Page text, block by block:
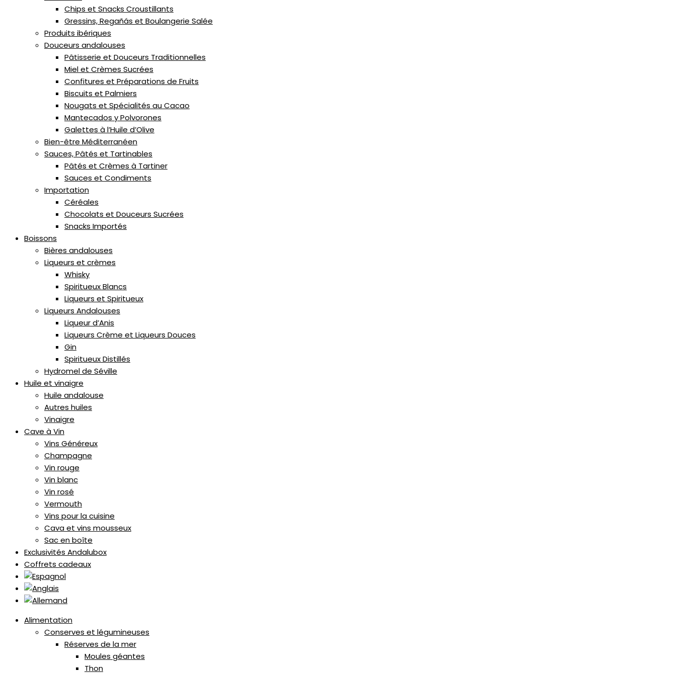
Chips et Snacks Croustillants
Gressins, Regañás et Boulangerie Salée
Produits ibériques
Douceurs andalouses
Pâtisserie et Douceurs Traditionnelles
Miel et Crèmes Sucrées
Confitures et Préparations de Fruits
Biscuits et Palmiers
Nougats et Spécialités au Cacao
Mantecados y Polvorones
Galettes à l’Huile d’Olive
Bien-être Méditerranéen
Sauces, Pâtés et Tartinables
Pâtés et Crèmes à Tartiner
Sauces et Condiments
Importation
Céréales
Chocolats et Douceurs Sucrées
Snacks Importés
Boissons
Bières andalouses
Liqueurs et crèmes
Whisky
Spiritueux Blancs
Liqueurs et Spiritueux
Liqueurs Andalouses
Liqueur d’Anis
Liqueurs Crème et Liqueurs Douces
Gin
Spiritueux Distillés
Hydromel de Séville
Huile et vinaigre
Huile andalouse
Autres huiles
Vinaigre
Cave à Vin
Vins Généreux
Champagne
Vin rouge
Vin blanc
Vin rosé
Vermouth
Vins pour la cuisine
Cava et vins mousseux
Sac en boîte
Exclusivités Andalubox
Coffrets cadeaux
Alimentation
Conserves et légumineuses
Réserves de la mer
Moules géantes
Thon